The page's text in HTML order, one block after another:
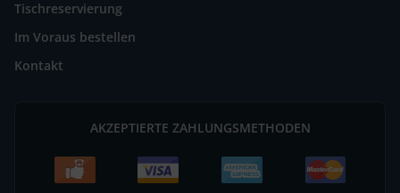
Tischreservierung
Im Voraus bestellen
Kontakt
AKZEPTIERTE ZAHLUNGSMETHODEN